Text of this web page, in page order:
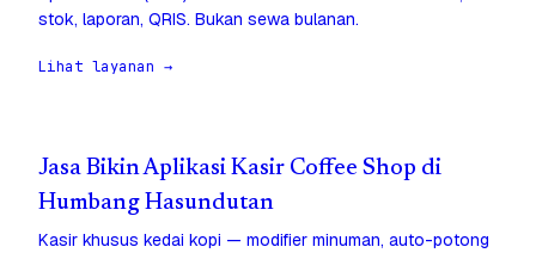
stok, laporan, QRIS. Bukan sewa bulanan.
Lihat layanan →
Jasa Bikin Aplikasi Kasir Coffee Shop di
Humbang Hasundutan
Kasir khusus kedai kopi — modifier minuman, auto-potong